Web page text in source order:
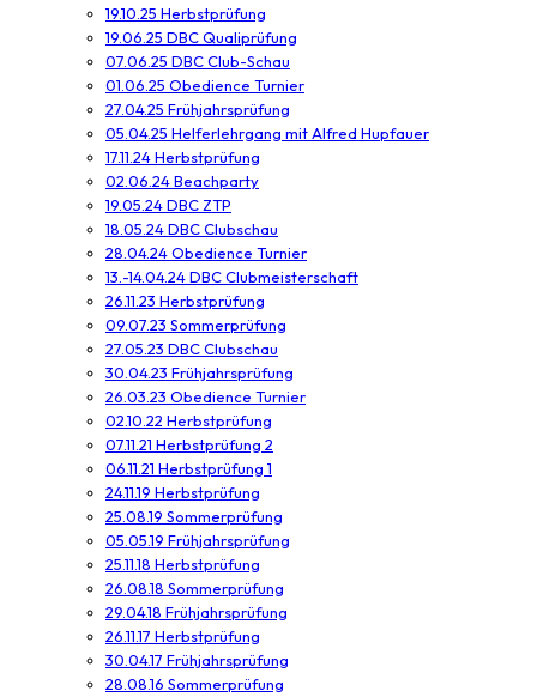
19.10.25 Herbstprüfung
19.06.25 DBC Qualiprüfung
07.06.25 DBC Club-Schau
01.06.25 Obedience Turnier
27.04.25 Frühjahrsprüfung
05.04.25 Helferlehrgang mit Alfred Hupfauer
17.11.24 Herbstprüfung
02.06.24 Beachparty
19.05.24 DBC ZTP
18.05.24 DBC Clubschau
28.04.24 Obedience Turnier
13.-14.04.24 DBC Clubmeisterschaft
26.11.23 Herbstprüfung
09.07.23 Sommerprüfung
27.05.23 DBC Clubschau
30.04.23 Frühjahrsprüfung
26.03.23 Obedience Turnier
02.10.22 Herbstprüfung
07.11.21 Herbstprüfung 2
06.11.21 Herbstprüfung 1
24.11.19 Herbstprüfung
25.08.19 Sommerprüfung
05.05.19 Frühjahrsprüfung
25.11.18 Herbstprüfung
26.08.18 Sommerprüfung
29.04.18 Frühjahrsprüfung
26.11.17 Herbstprüfung
30.04.17 Frühjahrsprüfung
28.08.16 Sommerprüfung